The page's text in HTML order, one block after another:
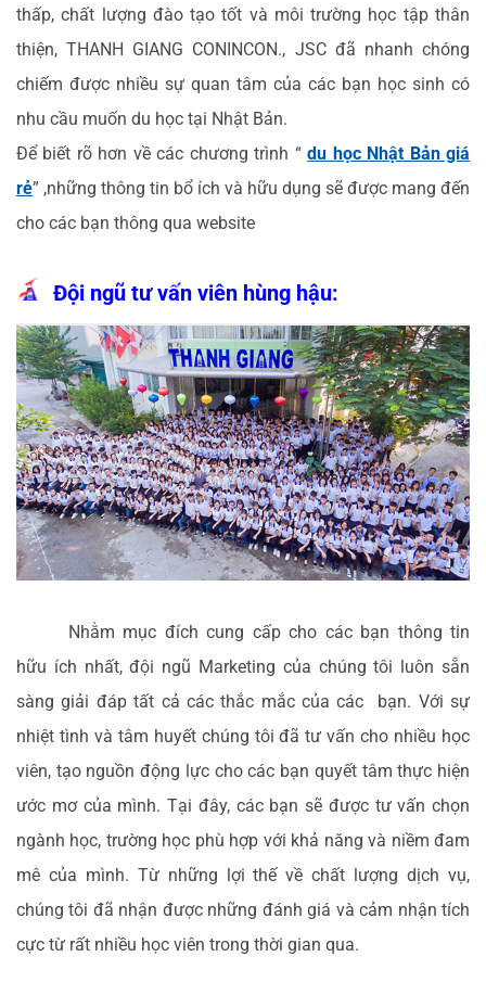
thấp, chất lượng đào tạo tốt và môi trường học tập thân
thiện, THANH GIANG CONINCON., JSC đã nhanh chóng
chiếm được nhiều sự quan tâm của các bạn học sinh có
nhu cầu muốn du học tại Nhật Bản.
Để biết rõ hơn về các chương trình “du học Nhật Bản giá
rẻ” ,những thông tin bổ ích và hữu dụng sẽ được mang đến
cho các bạn thông qua website
Đội ngũ tư vấn viên hùng hậu:
Nhằm mục đích cung cấp cho các bạn thông tin
hữu ích nhất, đội ngũ Marketing của chúng tôi luôn sẵn
sàng giải đáp tất cả các thắc mắc của các bạn. Với sự
nhiệt tình và tâm huyết chúng tôi đã tư vấn cho nhiều học
viên, tạo nguồn động lực cho các bạn quyết tâm thực hiện
ước mơ của mình. Tại đây, các bạn sẽ được tư vấn chọn
ngành học, trường học phù hợp với khả năng và niềm đam
mê của mình. Từ những lợi thế về chất lượng dịch vụ,
chúng tôi đã nhận được những đánh giá và cảm nhận tích
cực từ rất nhiều học viên trong thời gian qua.